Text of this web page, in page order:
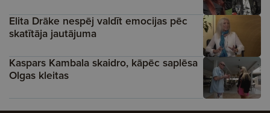
Elita Drāke nespēj valdīt emocijas pēc
skatītāja jautājuma
Kaspars Kambala skaidro, kāpēc saplēsa
Olgas kleitas